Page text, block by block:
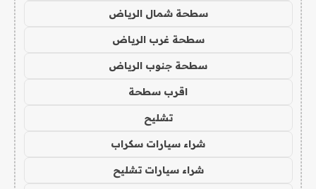
سطحة شمال الرياض
سطحة غرب الرياض
سطحة جنوب الرياض
اقرب سطحة
تشليح
شراء سيارات سكراب
شراء سيارات تشليح